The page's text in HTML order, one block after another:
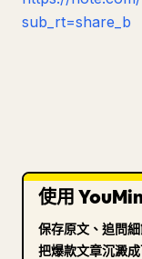
sub_rt=share_b
使用
保存原文、追問
把爆款文章沉澱